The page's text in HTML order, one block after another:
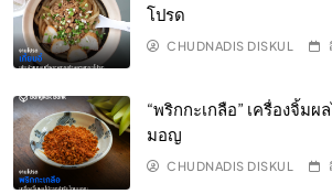
โปรด
CHUDNADIS DISKUL
“พริกกะเกลือ” เครื่องจิ้ม
มอญ
CHUDNADIS DISKUL